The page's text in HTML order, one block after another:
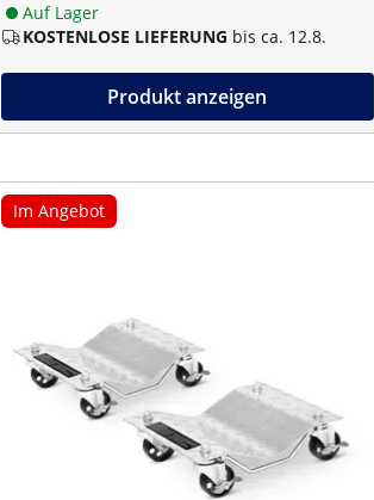
Auf Lager
KOSTENLOSE LIEFERUNG bis ca. 12.8.
Produkt anzeigen
Im Angebot